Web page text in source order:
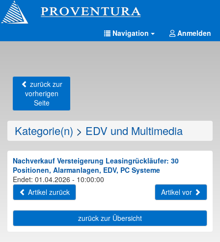
Navigation Anmelden
zurück zur
vorherigen
Seite
Kategorie(n) > EDV und Multimedia
Nachverkauf Versteigerung Leasingrückläufer: 30
Positionen, Alarmanlagen, EDV, PC Systeme
Endet: 01.04.2026 - 10:00:00
Artikel zurück
Artikel vor
zurück zur Übersicht